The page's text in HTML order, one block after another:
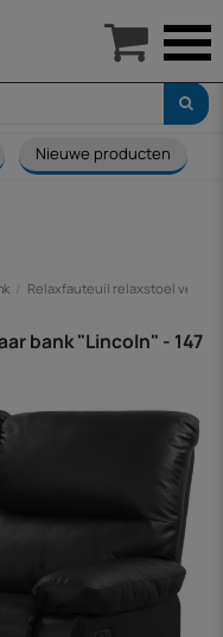
Nieuwe producten
Relaxfauteuil relaxstoel
bank "Lincoln" - 147
